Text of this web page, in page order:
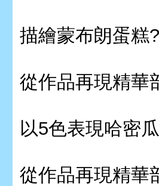
描繪蒙布朗蛋糕
從作品再現精
以5色表現哈密
從作品再現精